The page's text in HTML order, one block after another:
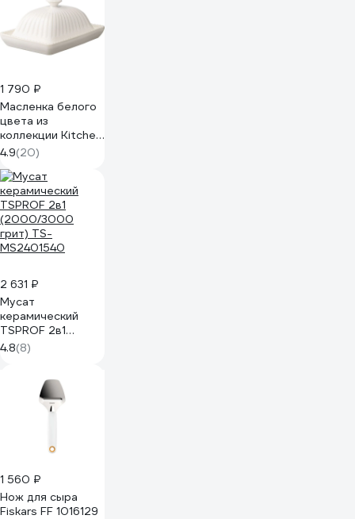
1 790 ₽
Масленка белого
цвета из
коллекции Kitchen
Spirit Tkano TK22-
TW_BUT0001
4.9(20)
2 631 ₽
Мусат
керамический
TSPROF 2в1
(2000/3000
грит) TS-
4.8(8)
1 560 ₽
Нож для сыра
Fiskars FF 1016129